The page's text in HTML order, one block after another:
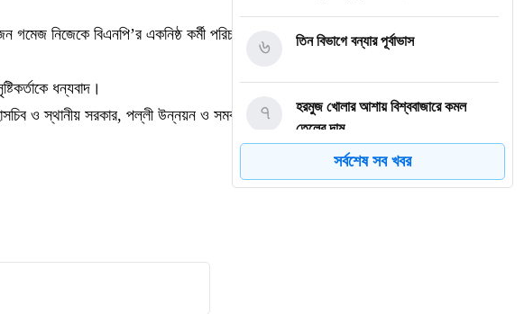
নিজেকে বিএনপি’র একনিষ্ঠ কর্মী পরিচয় দিয়ে তার ফেসবুক পোস্টে লিখেছেন,
ধন্যবাদ।
ও স্থানীয় সরকার, পল্লী উন্নয়ন ও সমবায় মন্ত্রণালয়ের মাননীয় মন্ত্রী জনাব মীর্জা ফখরুল ইসলাম
তিন বিভাগে বন্যার পূর্বাভাস
৬
হরমুজ খোলার আশায় বিশ্ববাজারে কমল
তেলের দাম
৭
মোদি এখন দুর্বল, এবার বড় আন্দোলনের
৮
সর্বশেষ সব খবর